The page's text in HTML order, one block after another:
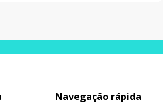
Navegação rápida